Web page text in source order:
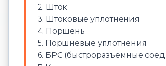
2. Шток
3. Штоковые уплотнения
4. Поршень
5. Поршневые уплотнения
6. БРС (быстроразъемные